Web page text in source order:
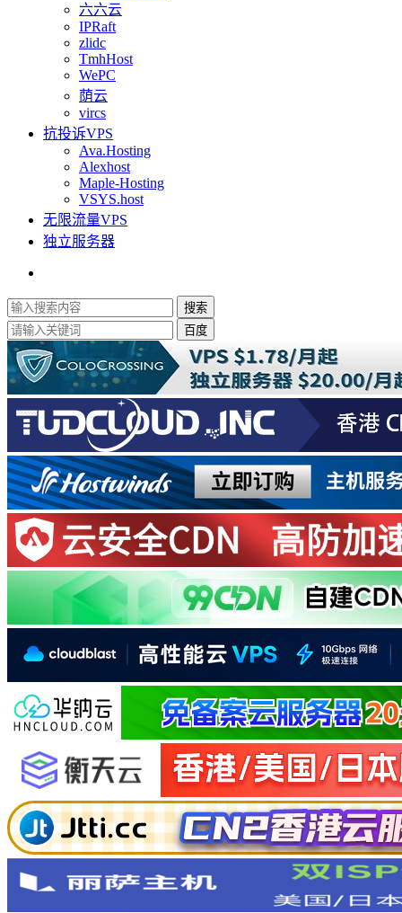
六六云
IPRaft
zlidc
TmhHost
WePC
荫云
vircs
抗投诉VPS
Ava.Hosting
Alexhost
Maple-Hosting
VSYS.host
无限流量VPS
独立服务器